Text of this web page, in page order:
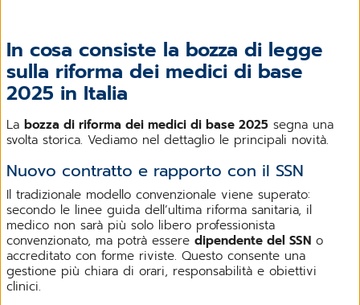
In cosa consiste la bozza di legge
sulla riforma dei medici di base
2025 in Italia
La bozza di riforma dei medici di base 2025 segna una
svolta storica. Vediamo nel dettaglio le principali novità.
Nuovo contratto e rapporto con il SSN
Il tradizionale modello convenzionale viene superato:
secondo le linee guida dell’ultima riforma sanitaria, il
medico non sarà più solo libero professionista
convenzionato, ma potrà essere dipendente del SSN o
accreditato con forme riviste. Questo consente una
gestione più chiara di orari, responsabilità e obiettivi
clinici.